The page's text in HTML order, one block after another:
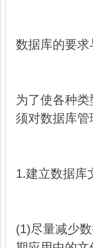
数据库的要求
为了使各种
须对数据库
1.建立数据库
(1)尽量减少